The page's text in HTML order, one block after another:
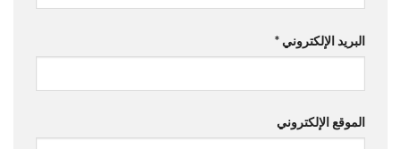
البريد الإلكتروني *
الموقع الإلكتروني